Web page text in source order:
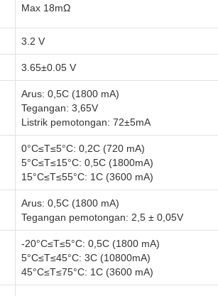
Max 18mΩ
3.2 V
3.65±0.05 V
Arus: 0,5C (1800 mA)
Tegangan: 3,65V
Listrik pemotongan: 72±5mA
0°C≤T≤5°C: 0,2C (720 mA)
5°C≤T≤15°C: 0,5C (1800mA)
15°C≤T≤55°C: 1C (3600 mA)
Arus: 0,5C (1800 mA)
Tegangan pemotongan: 2,5 ± 0,05V
-20°C≤T≤5°C: 0,5C (1800 mA)
5°C≤T≤45°C: 3C (10800mA)
45°C≤T≤75°C: 1C (3600 mA)